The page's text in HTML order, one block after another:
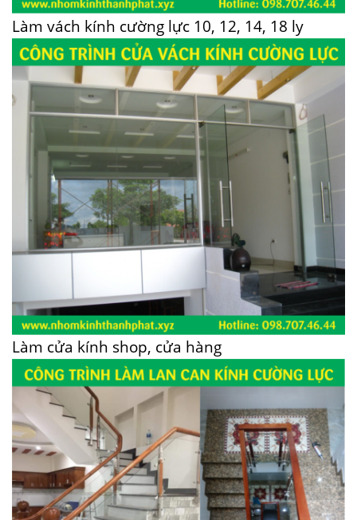
Làm vách kính cường lực 10, 12, 14, 18 ly
Làm cửa kính shop, cửa hàng